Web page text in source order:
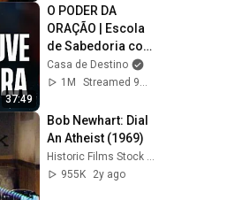
37:49
O PODER DA
ORAÇÃO | Escola
de Sabedoria com
Tiago Brunet
Casa de Destino
1M
Streamed 9mo ago
Bob Newhart: Dial
An Atheist (1969)
955K
2y ago